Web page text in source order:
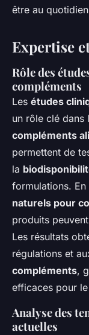
être au
Expertise
Rôle des
compléments
Les études
un rôle clé dans
compléments
permettent de
la
formulations.
naturels pour
produits
Les résultats
régulations et
compléments,
efficaces pour
Analyse des
actuelles